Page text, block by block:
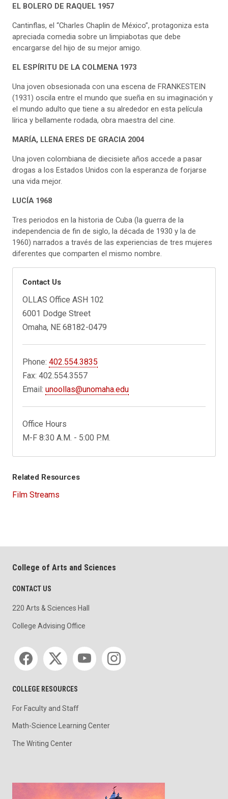
EL BOLERO DE RAQUEL 1957
Cantinflas, el “Charles Chaplin de México”, protagoniza esta
apreciada comedia sobre un limpiabotas que debe
encargarse del hijo de su mejor amigo.
EL ESPÍRITU DE LA COLMENA 1973
Una joven obsesionada con una escena de FRANKESTEIN
(1931) oscila entre el mundo que sueña en su imaginación y
el mundo adulto que tiene a su alrededor en esta película
lírica y bellamente rodada, obra maestra del cine.
MARÍA, LLENA ERES DE GRACIA 2004
Una joven colombiana de diecisiete años accede a pasar
drogas a los Estados Unidos con la esperanza de forjarse
una vida mejor.
LUCÍA 1968
Tres periodos en la historia de Cuba (la guerra de la
independencia de fin de siglo, la década de 1930 y la de
1960) narrados a través de las experiencias de tres mujeres
diferentes que comparten el mismo nombre.
Contact Us
OLLAS Office ASH 102
6001 Dodge Street
Omaha, NE 68182-0479
Phone:402.554.3835
Fax: 402.554.3557
Email:unoollas@unomaha.edu
Office Hours
M-F 8:30 A.M. - 5:00 P.M.
Related Resources
Film Streams
College of Arts and Sciences
CONTACT US
220 Arts & Sciences Hall
College Advising Office
Social media
COLLEGE RESOURCES
For Faculty and Staff
Math-Science Learning Center
The Writing Center